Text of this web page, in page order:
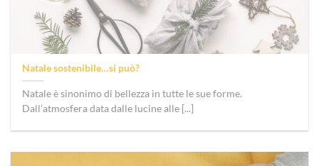
Natale sostenibile…si può?
Natale è sinonimo di bellezza in tutte le sue forme.
Dall’atmosfera data dalle lucine alle [...]